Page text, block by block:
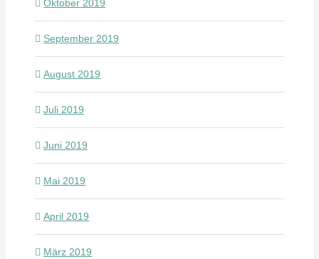
Oktober 2019
September 2019
August 2019
Juli 2019
Juni 2019
Mai 2019
April 2019
März 2019